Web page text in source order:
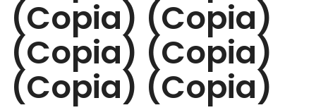
(Copia) (Copia)
(Copia) (Copia)
(Copia) (Copia)